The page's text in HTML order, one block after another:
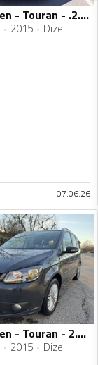
Volkswagen - Touran - .2.0 tdi
2015 Dizel
07.06.26
Volkswagen - Touran - 2.0TDI
2015 Dizel